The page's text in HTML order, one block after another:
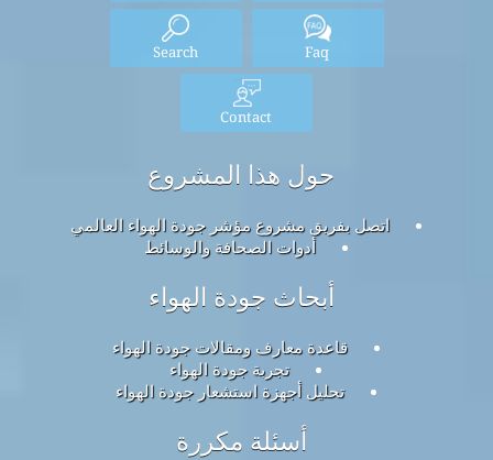
Faq
Search
Contact
حول هذا المشروع
اتصل بفريق مشروع مؤشر جودة الهواء العالمي
أدوات الصحافة والوسائط
أبحاث جودة الهواء
قاعدة معارف ومقالات جودة الهواء
تجربة جودة الهواء
تحليل أجهزة استشعار جودة الهواء
أسئلة مكررة